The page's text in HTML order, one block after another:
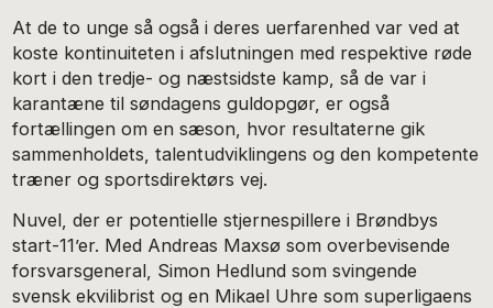
At de to unge så også i deres uerfarenhed var ved at
koste kontinuiteten i afslutningen med respektive røde
kort i den tredje- og næstsidste kamp, så de var i
karantæne til søndagens guldopgør, er også
fortællingen om en sæson, hvor resultaterne gik
sammenholdets, talentudviklingens og den kompetente
træner og sportsdirektørs vej.
Nuvel, der er potentielle stjernespillere i Brøndbys
start-11’er. Med Andreas Maxsø som overbevisende
forsvarsgeneral, Simon Hedlund som svingende
svensk ekvilibrist og en Mikael Uhre som superligaens